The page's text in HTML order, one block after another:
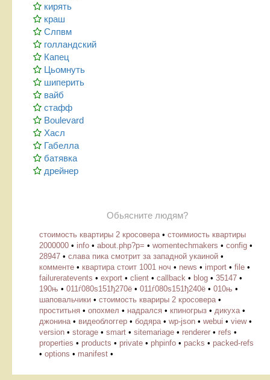
кирять
краш
Слпвм
голландский
Капец
Цьомнуть
шиперить
вайб
стафф
Boulevard
Хасл
Габелла
батявка
дрейнер
Обьясните людям?
стоимость квартиры 2 кросовера • стоимиость квартиры
2000000 • info • about.php?p= • womentechmakers • config •
28947 • слава пика смотрит за западной укаиной •
комменте • квартира стоит 1001 ноч • news • import • file •
failureratevents • export • client • callback • blog • 35147 •
190њ • 011ѓ080ѕ151ђ270ё • 011ѓ080ѕ151ђ240ё • 010њ •
шаповальчики • стоимость квариры 2 кросовера •
проститьня • опохмел • надрался • кпиногрыз • дикуха •
джонина • видеоблоггер • бодяра • wp-json • webui • view•
version • storage • smart • sitemariage • renderer • refs •
properties • products • private • phpinfo • packs • packed-refs
• options • manifest •